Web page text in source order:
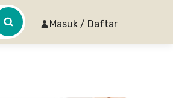
Masuk / Daftar